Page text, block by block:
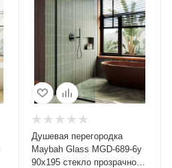
Душевая перегородка
Maybah Glass MGD-689-6у
90х195 стекло прозрачное